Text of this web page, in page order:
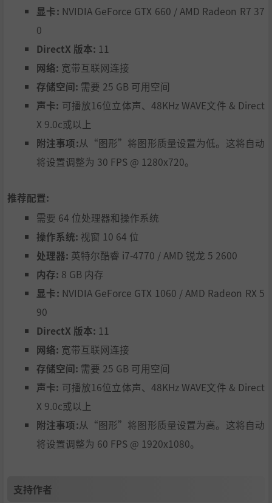
显卡: NVIDIA GeForce GTX 660 / AMD Radeon R7 37
0
DirectX 版本: 11
网络: 宽带互联网连接
存储空间: 需要 25 GB 可用空间
声卡: 可播放16位立体声、48KHz WAVE文件 & Direct
X 9.0c或以上
附注事项:从“图形”将图形质量设置为低。这将自动
将设置调整为 30 FPS @ 1280x720。
推荐配置:
需要 64 位处理器和操作系统
操作系统: 视窗 10 64 位
处理器: 英特尔酷睿 i7-4770 / AMD 锐龙 5 2600
内存: 8 GB 内存
显卡: NVIDIA GeForce GTX 1060 / AMD Radeon RX 5
90
DirectX 版本: 11
网络: 宽带互联网连接
存储空间: 需要 25 GB 可用空间
声卡: 可播放16位立体声、48KHz WAVE文件 & Direct
X 9.0c或以上
附注事项:从“图形”将图形质量设置为高。这将自动
将设置调整为 60 FPS @ 1920x1080。
支持作者